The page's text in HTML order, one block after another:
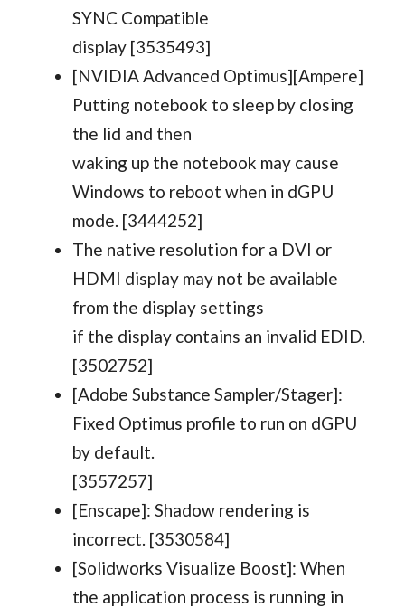
SYNC Compatible
display [3535493]
[NVIDIA Advanced Optimus][Ampere]
Putting notebook to sleep by closing
the lid and then
waking up the notebook may cause
Windows to reboot when in dGPU
mode. [3444252]
The native resolution for a DVI or
HDMI display may not be available
from the display settings
if the display contains an invalid EDID.
[3502752]
[Adobe Substance Sampler/Stager]:
Fixed Optimus profile to run on dGPU
by default.
[3557257]
[Enscape]: Shadow rendering is
incorrect. [3530584]
[Solidworks Visualize Boost]: When
the application process is running in